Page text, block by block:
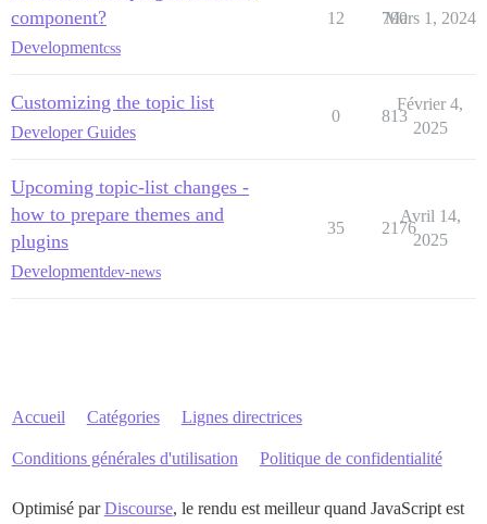
component?
Developmentcss
12 790
Mars 1, 2024
Customizing the topic list
Developer Guides
0 813
Février 4,
2025
Upcoming topic-list changes -
how to prepare themes and
plugins
Developmentdev-news
35 2176
Avril 14,
2025
Accueil Catégories Lignes directrices
Conditions générales d'utilisation Politique de confidentialité
Optimisé parDiscourse, le rendu est meilleur quand JavaScript est